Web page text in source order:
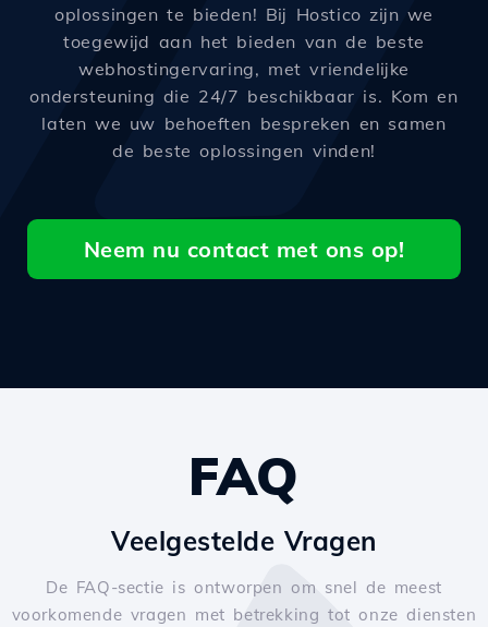
oplossingen te bieden! Bij Hostico zijn we
toegewijd aan het bieden van de beste
webhostingervaring, met vriendelijke
ondersteuning die 24/7 beschikbaar is. Kom en
laten we uw behoeften bespreken en samen
de beste oplossingen vinden!
Neem nu contact met ons op!
FAQ
Veelgestelde Vragen
De FAQ-sectie is ontworpen om snel de meest
voorkomende vragen met betrekking tot onze diensten